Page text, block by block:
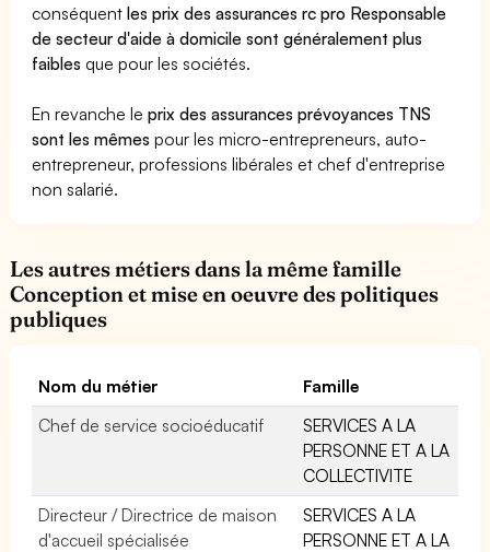
conséquentles prix des assurances rc pro Responsable
de secteur d'aide à domicile sont généralement plus
faibles que pour les sociétés.
En revanche leprix des assurances prévoyances TNS
sont les mêmes pour les micro-entrepreneurs, auto-
entrepreneur, professions libérales et chef d'entreprise
non salarié.
Les autres métiers dans la même famille
Conception et mise en oeuvre des politiques
publiques
Nom du métier
Famille
Chef de service socioéducatif
SERVICES A LA
PERSONNE ET A LA
COLLECTIVITE
Directeur / Directrice de maison
d'accueil spécialisée
SERVICES A LA
PERSONNE ET A LA